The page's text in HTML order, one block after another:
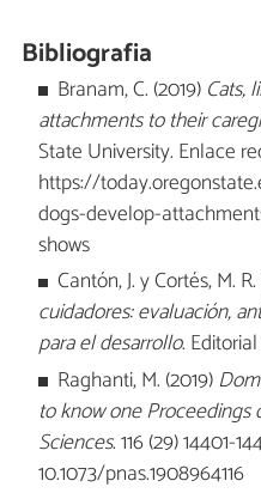
Bibliografia
Branam, C. (2019) Cats,
attachments to their
State University. Enlace
https://
dogs-develop-
shows
Cantón, J. y Cortés, M.
cuidadores: evaluación,
para el desarrollo.
Raghanti, M. (2019)
to know one
Sciences. 116 (29) 14401-
10.1073/pnas.1908964116